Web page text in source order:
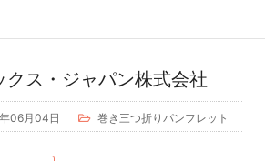
クス・ジャパン株式会社
06月04日 巻き三つ折りパンフレット